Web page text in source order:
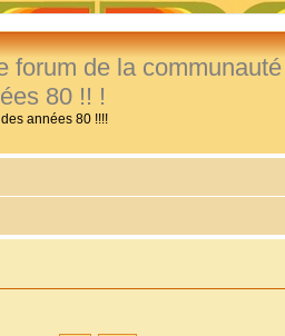
forum de la communauté
80 !! !
années 80 !!!!